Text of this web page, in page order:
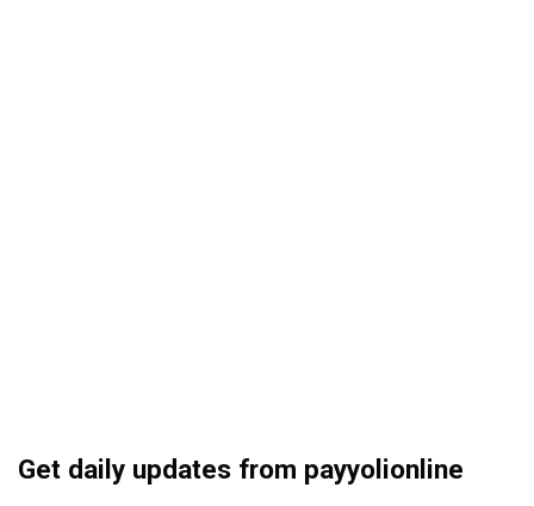
Get daily updates from payyolionline